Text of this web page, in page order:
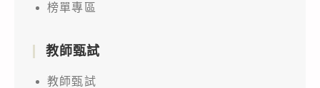
榜單專區
教師甄試
教師甄試